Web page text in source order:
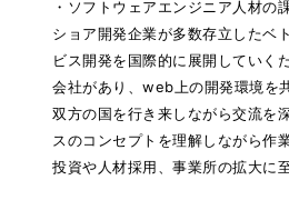
・ソフトウェアエンジニア人材の
ショア開発企業が多数存立したベ
ビス開発を国際的に展開していく
会社があり、web上の開発環境を
双方の国を行き来しながら交流を
スのコンセプトを理解しながら作
投資や人材採用、事業所の拡大に至